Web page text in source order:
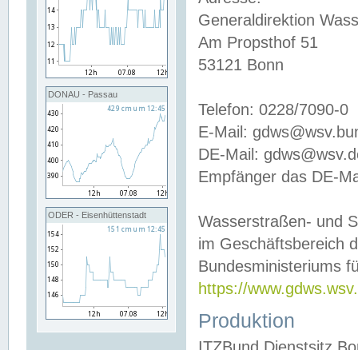
DONAU - Passau
ODER - Eisenhüttenstadt
Generaldirektion
Am Propsthof 51
53121 Bonn
Telefon: 0228/7090-0
E-Mail:
DE-Mail:
Empfänger das DE-
Wasserstraßen- und
im Geschäftsbereich
Bundesministeriums
https://
Produktion